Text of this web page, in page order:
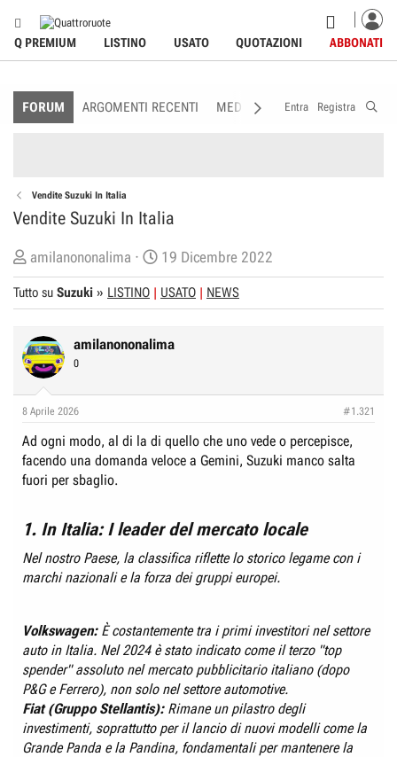
Q PREMIUM LISTINO USATO QUOTAZIONI ABBONATI
FORUM ARGOMENTI RECENTI MEDIA MEMBRI
Entra Registra
Vendite Suzuki In Italia
Vendite Suzuki In Italia
C
r
e
t
o
e
i
s
c
s
s
i
e
amilanononalima
D
a
t
d
z
i
19 Dicembre 2022
Tutto su Suzuki » LISTINO USATO NEWS
amilanononalima
0
8 Aprile 2026 #1.321
Ad ogni modo, al di la di quello che uno vede o percepisce,
facendo una domanda veloce a Gemini, Suzuki manco salta
fuori per sbaglio.
1. In Italia: I leader del mercato locale
Nel nostro Paese, la classifica riflette lo storico legame con i
marchi nazionali e la forza dei gruppi europei.
Volkswagen:È costantemente tra i primi investitori nel settore
auto in Italia. Nel 2024 è stato indicato come il terzo "top
spender" assoluto nel mercato pubblicitario italiano (dopo
P&G e Ferrero), non solo nel settore automotive.
Fiat (Gruppo Stellantis):Rimane un pilastro degli
investimenti, soprattutto per il lancio di nuovi modelli come la
Grande Panda e la Pandina, fondamentali per mantenere la